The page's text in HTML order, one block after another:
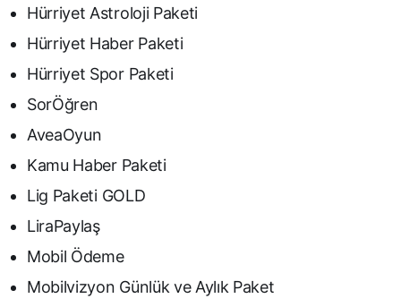
Hürriyet Astroloji Paketi
Hürriyet Haber Paketi
Hürriyet Spor Paketi
SorÖğren
AveaOyun
Kamu Haber Paketi
Lig Paketi GOLD
LiraPaylaş
Mobil Ödeme
Mobilvizyon Günlük ve Aylık Paket